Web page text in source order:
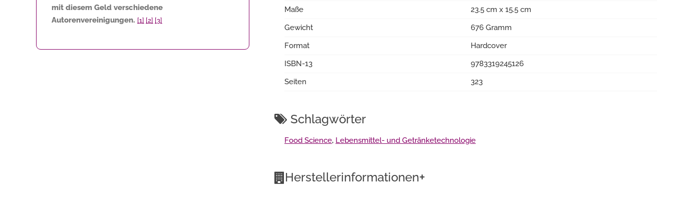
mit diesem Geld verschiedene
Autorenvereinigungen. [1] [2] [3]
Maße
23.5 cm x 15.5 cm
Gewicht
676 Gramm
Format
Hardcover
ISBN-13
9783319245126
Seiten
323
Schlagwörter
Food Science, Lebensmittel- und Getränketechnologie
Herstellerinformationen+